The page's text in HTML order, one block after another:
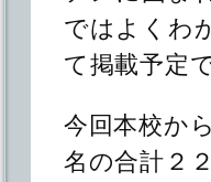
ではよくわ
て掲載予定
今回本校か
名の合計２